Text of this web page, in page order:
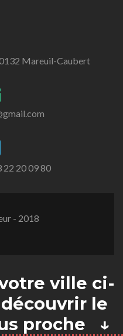
Mareuil-Caubert
22 20 09 80
- 2018
ville ci-
le
proche ↓